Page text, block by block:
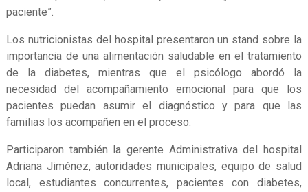
paciente”.
Los nutricionistas del hospital presentaron un stand sobre la
importancia de una alimentación saludable en el tratamiento
de la diabetes, mientras que el psicólogo abordó la
necesidad del acompañamiento emocional para que los
pacientes puedan asumir el diagnóstico y para que las
familias los acompañen en el proceso.
Participaron también la gerente Administrativa del hospital
Adriana Jiménez, autoridades municipales, equipo de salud
local, estudiantes concurrentes, pacientes con diabetes,